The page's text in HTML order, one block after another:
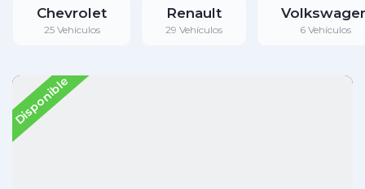
Chevrolet
25 Vehículos
Renault
29 Vehículos 6 Vehículos
Disponible